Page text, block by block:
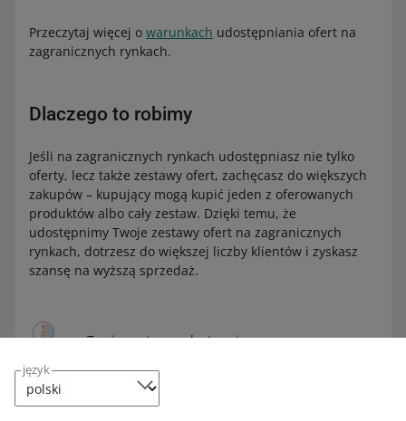
język
Przeczytaj więcej o warunkach udostępniania ofert na
zagranicznych rynkach.
Dlaczego to robimy
Jeśli na zagranicznych rynkach udostępniasz nie tylko
oferty, lecz także zestawy ofert, zachęcasz do większych
zakupów – kupujący mogą kupić jeden z oferowanych
produktów albo cały zestaw. Dzięki temu, że
udostępnimy Twoje zestawy ofert na zagranicznych
rynkach, dotrzesz do większej liczby klientów i zyskasz
szansę na wyższą sprzedaż.
Twoje zestawy udostępniamy na
Możesz samodzielnie wyróżnić je
odpowiednim rabatem. Przeglądaj i